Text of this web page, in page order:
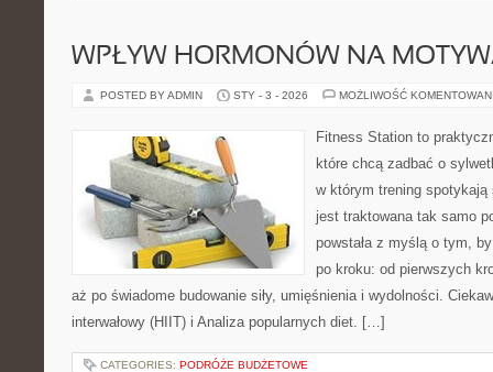
WPŁYW HORMONÓW NA
POSTED BY ADMIN STY - 3 - 2026 MOŻLIWOŚĆ
Fitness Station to
które chcą zadbać o
w którym trening
jest traktowana tak samo
powstała z myślą o tym,
po kroku: od pierwszych
aż po świadome budowanie siły, umięśnienia i wydolności.
interwałowy (HIIT) i Analiza popularnych diet. […]
CATEGORIES: PODRÓŻE BUDŻETOWE